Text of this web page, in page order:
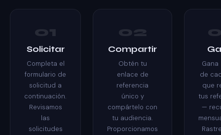
01
Solicitar
Completa el
formulario de
solicitud a
continuación.
Revisamos
las
solicitudes
02
Compartir
Obtén tu
enlace de
referencia
único y
compártelo con
tu audiencia.
Proporcionamos
Gana
de
que
tus
—